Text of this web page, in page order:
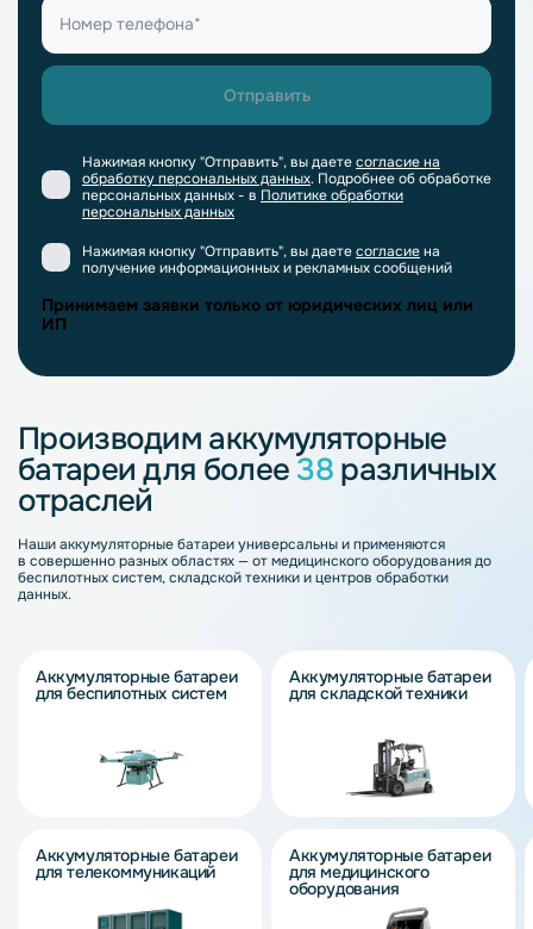
Нажимая кнопку "Отправить", вы даетесогласие на
обработку персональных данных. Подробнее об обработке
персональных данных - в Политике обработки
персональных данных
Нажимая кнопку "Отправить", вы даетесогласиена
получение информационных и рекламных сообщений
Принимаем заявки только от юридических лиц или
ИП
Производим аккумуляторные
батареи для более38 различных
отраслей
Наши аккумуляторные батареи универсальны и применяются
в совершенно разных областях — от медицинского оборудования до
беспилотных систем, складской техники и центров обработки
данных.
Аккумуляторные батареи
для беспилотных систем
Аккумуляторные батареи
для телекоммуникаций
Аккумуляторные батареи
для складской техники
Аккумуляторные батареи
для медицинского
оборудования